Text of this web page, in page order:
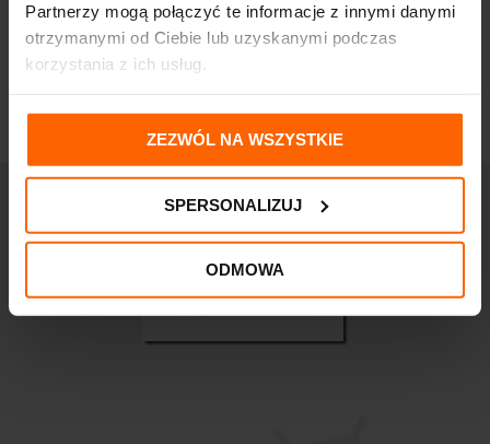
Partnerzy mogą połączyć te informacje z innymi danymi
otrzymanymi od Ciebie lub uzyskanymi podczas
korzystania z ich usług.
ZEZWÓL NA WSZYSTKIE
SPERSONALIZUJ
ODMOWA